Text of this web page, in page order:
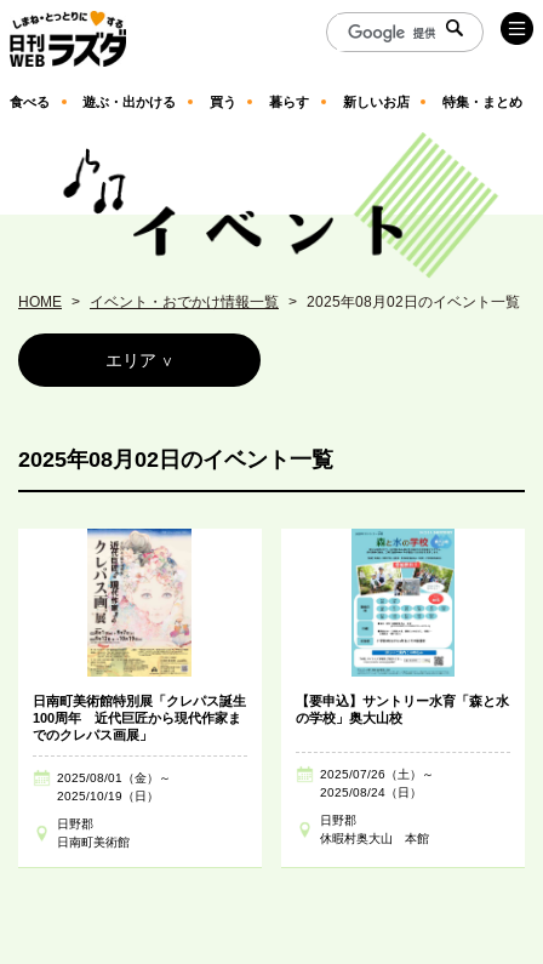
食べる 遊ぶ・出かける 買う 暮らす 新しいお店 特集・まとめ
HOME イベント・おでかけ情報一覧 2025年08月02日のイベント一覧
エリア
2025年08月02日のイベント一覧
日南町美術館特別展「クレパス誕生
100周年 近代巨匠から現代作家ま
でのクレパス画展」
2025/08/01（金）～
2025/10/19（日）
日野郡
日南町美術館
【要申込】サントリー水育「森と水
の学校」奥大山校
2025/07/26（土）～
2025/08/24（日）
日野郡
休暇村奥大山 本館